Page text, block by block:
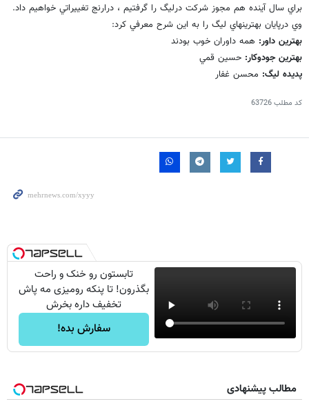
براي سال آينده هم مجوز شركت درليگ را گرفتيم ، درارنج تغييراتي خواهيم داد.
وي درپايان بهترينهاي ليگ را به اين شرح معرفي كرد:
بهترين داور: همه داوران خوب بودند
بهترين جودوكار: حسين قمي
پديده ليگ: محسن غفار
کد مطلب63726
تابستون رو خنک و راحت
بگذرون! تا پنکه رومیزی مه پاش
تخفیف داره بخرش
سفارش بده!
مطالب پیشنهادی